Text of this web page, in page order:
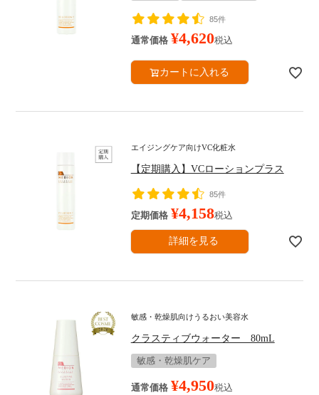
定期便のご案内
ヘルプ・その他
ベストコスメ受賞アイテム
言語（LANGUAGE）
85件
通常価格 ¥4,620税込
カートに入れる
エイジングケア向けVC化粧水
【定期購入】VCローションプラス
85件
定期価格 ¥4,158税込
詳細を見る
敏感・乾燥肌向けうるおい美容水
クラスティブウォーター 80mL
敏感・乾燥肌ケア
通常価格 ¥4,950税込